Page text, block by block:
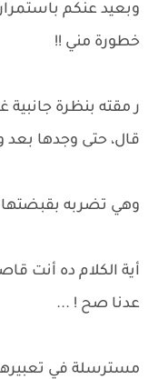
وبعيد عنكم
خطورة مني !!
ر مقته بنظرة
قال، حتى وجدها
وهي تضربه بقبضتها
أية الكلام ده أنت
عدنا صح ! ...
مسترسلة في